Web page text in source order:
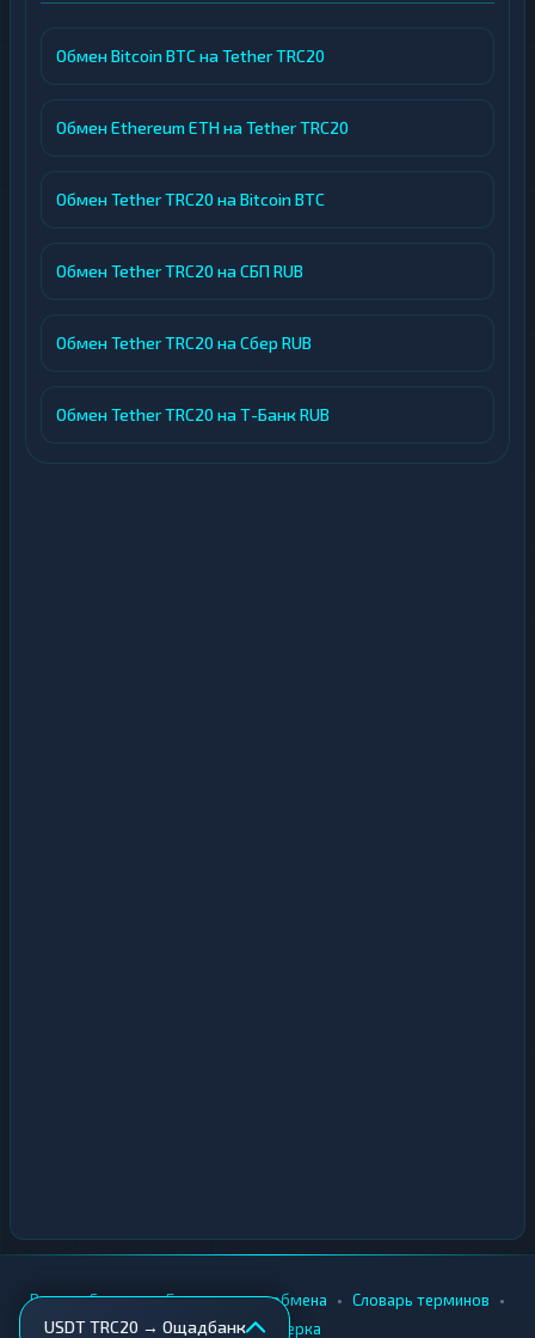
Обмен Bitcoin BTC на Tether TRC20
Обмен Ethereum ETH на Tether TRC20
Обмен Tether TRC20 на Bitcoin BTC
Обмен Tether TRC20 на СБП RUB
Обмен Tether TRC20 на Сбер RUB
Обмен Tether TRC20 на Т-Банк RUB
USDT TRC20 → Ощадбанк
Вики • Города • Безопасность обмена • Словарь терминов •
AML-проверка